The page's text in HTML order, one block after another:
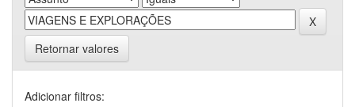
Retornar valores
Adicionar filtros: